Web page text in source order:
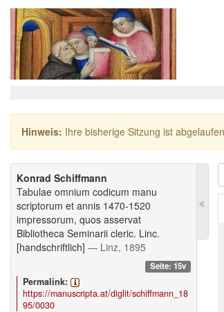
Hinweis: Ihre bisherige Sitzung ist
Konrad Schiffmann
Tabulae omnium codicum manu
scriptorum et annis 1470-1520
impressorum, quos asservat
Bibliotheca Seminarii cleric. Linc.
[handschriftlich] — Linz, 1895
Seite: 15v
Permalink:
https://manuscripta.at/diglit/schiffmann_18
95/0030